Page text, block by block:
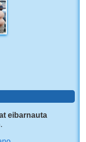
eibarnauta
.